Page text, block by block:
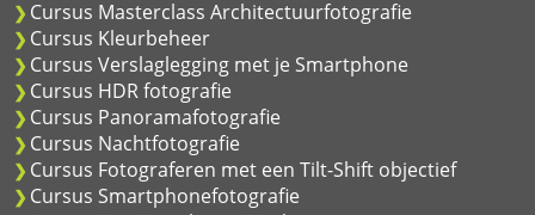
Cursus Masterclass Architectuurfotografie
Cursus Kleurbeheer
Cursus Verslaglegging met je Smartphone
Cursus HDR fotografie
Cursus Panoramafotografie
Cursus Nachtfotografie
Cursus Fotograferen met een Tilt-Shift objectief
Cursus Smartphonefotografie